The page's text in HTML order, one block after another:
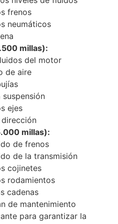
frenos
neumáticos
millas):
del motor
de aire
ejes
millas):
de frenos
de la transmisión
cojinetes
rodamientos
cadenas
de mantenimiento
para garantizar la